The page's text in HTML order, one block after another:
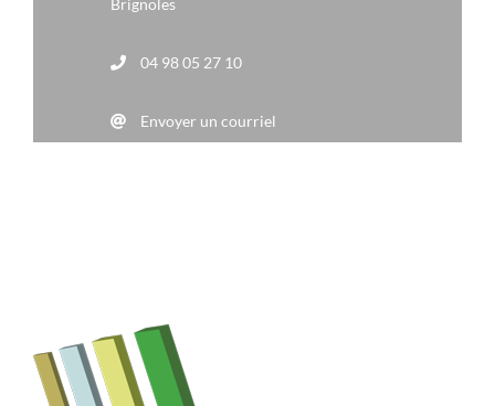
04 98 05 27 10
Envoyer un courriel